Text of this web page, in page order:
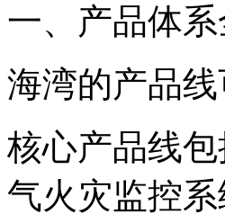
一、产品体
海湾的产品
核心产品线
气火灾监控